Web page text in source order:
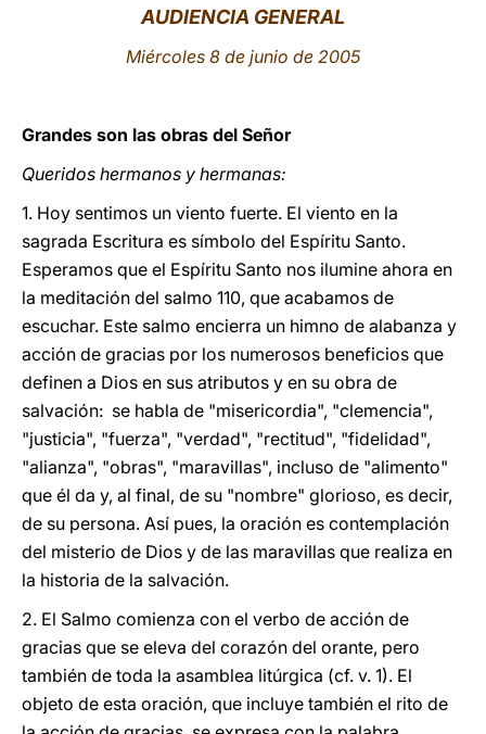
AUDIENCIA GENERAL
Miércoles 8 de junio de 2005
Grandes son las obras del Señor
Queridos hermanos y hermanas:
1. Hoy sentimos un viento fuerte. El viento en la
sagrada Escritura es símbolo del Espíritu Santo.
Esperamos que el Espíritu Santo nos ilumine ahora en
la meditación del salmo 110, que acabamos de
escuchar. Este salmo encierra un himno de alabanza y
acción de gracias por los numerosos beneficios que
definen a Dios en sus atributos y en su obra de
salvación: se habla de "misericordia", "clemencia",
"justicia", "fuerza", "verdad", "rectitud", "fidelidad",
"alianza", "obras", "maravillas", incluso de "alimento"
que él da y, al final, de su "nombre" glorioso, es decir,
de su persona. Así pues, la oración es contemplación
del misterio de Dios y de las maravillas que realiza en
la historia de la salvación.
2. El Salmo comienza con el verbo de acción de
gracias que se eleva del corazón del orante, pero
también de toda la asamblea litúrgica (cf. v. 1). El
objeto de esta oración, que incluye también el rito de